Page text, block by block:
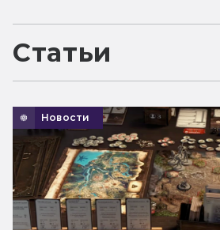
Статьи
Новости